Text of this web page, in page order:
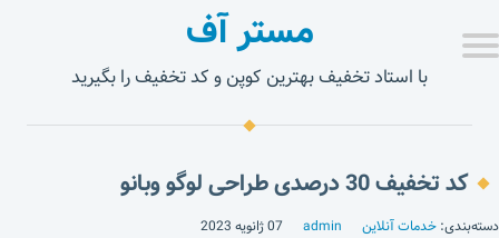
مستر آف
با استاد تخفیف بهترین کوپن و کد تخفیف را بگیرید
کد تخفیف 30 درصدی طراحی لوگو وبانو
دسته‌بندی: خدمات آنلاین admin 07 ژانویه 2023